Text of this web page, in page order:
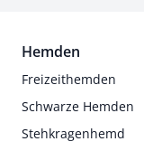
Hemden
Freizeithemden
Schwarze Hemden
Stehkragenhemd